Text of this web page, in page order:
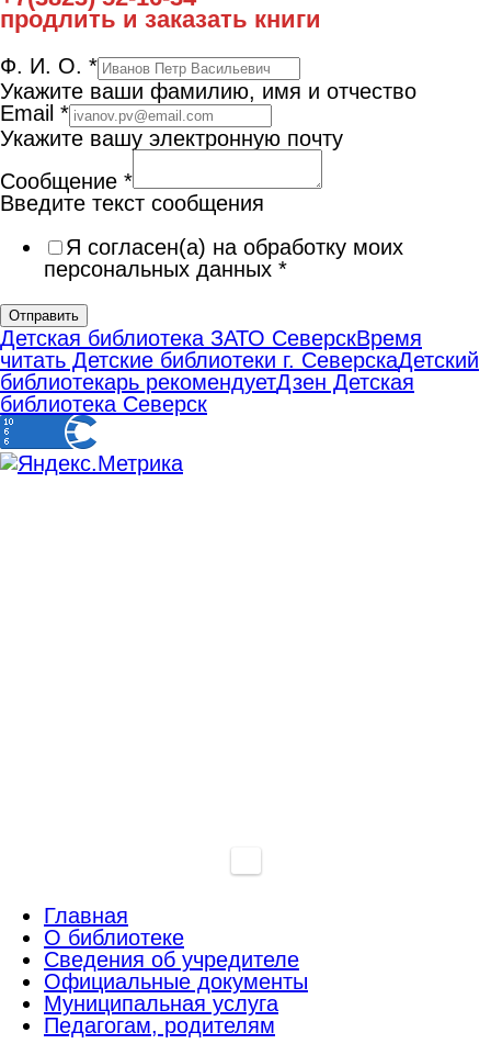
продлить и заказать книги
Ф. И. О. *
Укажите ваши фамилию, имя и отчество
Email *
Укажите вашу электронную почту
Сообщение *
Введите текст сообщения
Я согласен(а) на обработку моих
персональных данных *
Отправить
Детская библиотека ЗАТО СеверскВремя
читать Детские библиотеки г. СеверскаДетский
библиотекарь рекомендуетДзен Детская
библиотека Северск
Главная
О библиотеке
Сведения об учредителе
Официальные документы
Муниципальная услуга
Педагогам, родителям